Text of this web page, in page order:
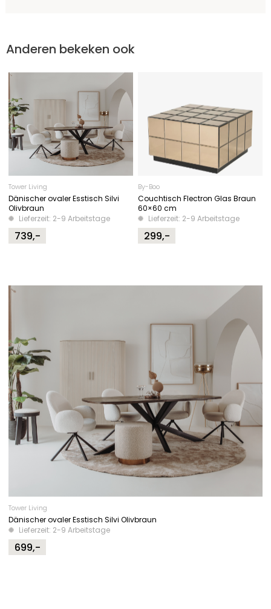
Anderen bekeken ook
Tower Living
Dänischer ovaler Esstisch Silvi
Olivbraun
Lieferzeit: 2-9 Arbeitstage
739,-
By-Boo
Couchtisch Flectron Glas Braun
60×60 cm
Lieferzeit: 2-9 Arbeitstage
299,-
Tower Living
Dänischer ovaler Esstisch Silvi Olivbraun
Lieferzeit: 2-9 Arbeitstage
699,-